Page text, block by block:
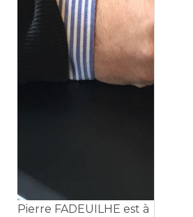
Pierre FADEUILHE est à